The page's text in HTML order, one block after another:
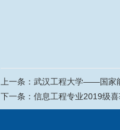
上一条： 武汉工程大学——国家
下一条： 信息工程专业2019级